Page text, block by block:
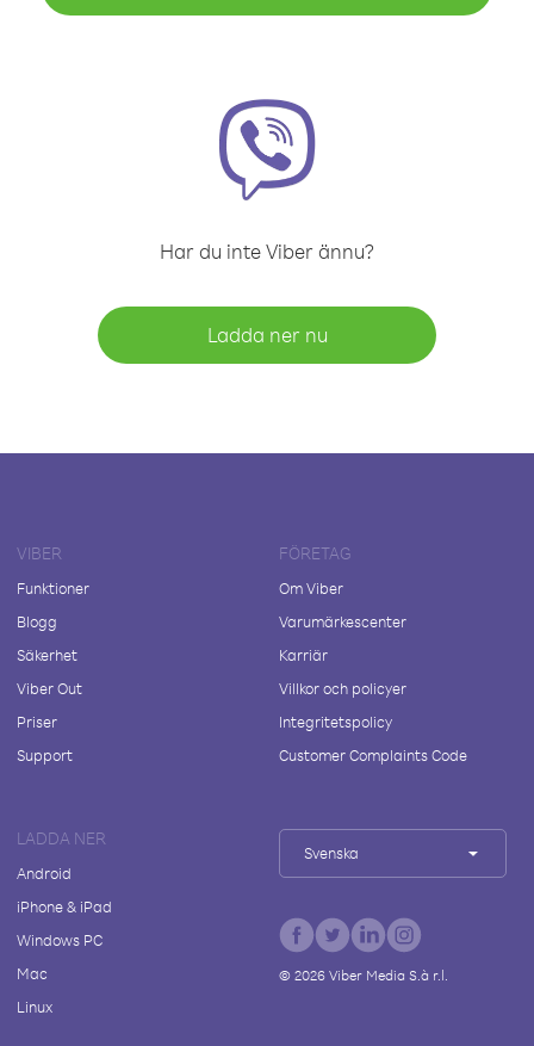
Har du inte Viber ännu?
Ladda ner nu
VIBER
Funktioner
Blogg
Säkerhet
Viber Out
Priser
Support
FÖRETAG
Om Viber
Varumärkescenter
Karriär
Villkor och policyer
Integritetspolicy
Customer Complaints Code
LADDA NER
Android
iPhone & iPad
Windows PC
Mac
Linux
Svenska
© 2026Viber Media S.à r.l.